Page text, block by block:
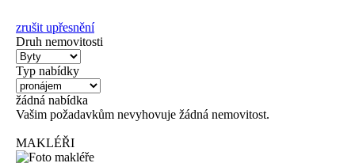
zrušit upřesnění
Druh nemovitosti
Typ nabídky
žádná nabídka
Vašim požadavkům nevyhovuje žádná nemovitost.
MAKLÉŘI